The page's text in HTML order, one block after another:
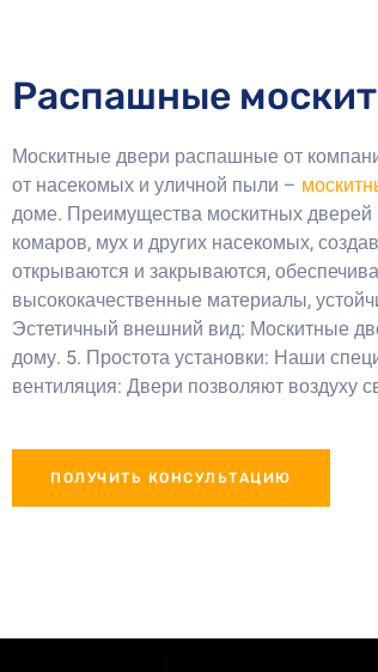
Распашные
Москитные двери распашные от
от насекомых и уличной пыли –
доме. Преимущества москитных
комаров, мух и других насекомых,
открываются и закрываются,
высококачественные материалы,
Эстетичный внешний вид: Москитные
дому. 5. Простота установки: Наши
вентиляция: Двери позволяют воздуху
ПОЛУЧИТЬ КОНСУЛЬТАЦИЮ